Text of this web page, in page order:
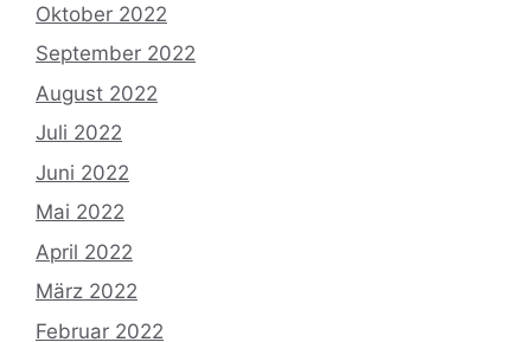
Oktober 2022
September 2022
August 2022
Juli 2022
Juni 2022
Mai 2022
April 2022
März 2022
Februar 2022